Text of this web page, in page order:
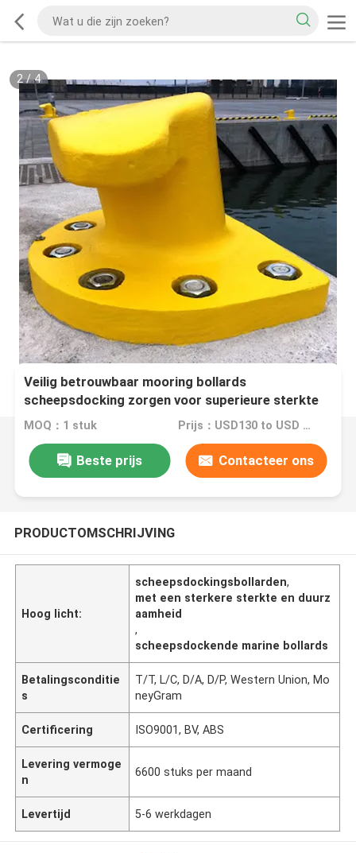
2/4
Veilig betrouwbaar mooring bollards
scheepsdocking zorgen voor superieure sterkte
duurzaamheid
MOQ：1 stuk Prijs：USD130 to USD 2600 One Piece
Beste prijs Contacteer ons
PRODUCTOMSCHRIJVING
Hoog licht:
scheepsdockingsbollarden,
met een sterkere sterkte en duurz
aamheid
,
scheepsdockende marine bollards
Betalingsconditie
s
T/T, L/C, D/A, D/P, Western Union, Mo
neyGram
Certificering ISO9001, BV, ABS
Levering vermoge
n
6600 stuks per maand
Levertijd 5-6 werkdagen